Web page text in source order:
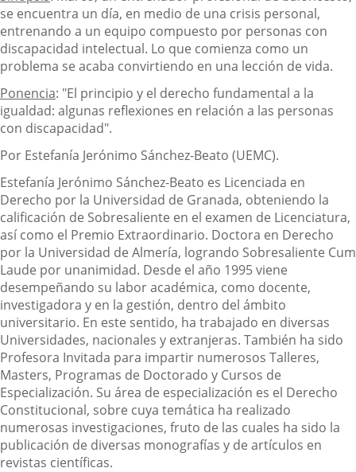
se encuentra un día, en medio de una crisis personal,
entrenando a un equipo compuesto por personas con
discapacidad intelectual. Lo que comienza como un
problema se acaba convirtiendo en una lección de vida.
Ponencia: "El principio y el derecho fundamental a la
igualdad: algunas reflexiones en relación a las personas
con discapacidad".
Por Estefanía Jerónimo Sánchez-Beato (UEMC).
Estefanía Jerónimo Sánchez-Beato es Licenciada en
Derecho por la Universidad de Granada, obteniendo la
calificación de Sobresaliente en el examen de Licenciatura,
así como el Premio Extraordinario. Doctora en Derecho
por la Universidad de Almería, logrando Sobresaliente Cum
Laude por unanimidad. Desde el año 1995 viene
desempeñando su labor académica, como docente,
investigadora y en la gestión, dentro del ámbito
universitario. En este sentido, ha trabajado en diversas
Universidades, nacionales y extranjeras. También ha sido
Profesora Invitada para impartir numerosos Talleres,
Masters, Programas de Doctorado y Cursos de
Especialización. Su área de especialización es el Derecho
Constitucional, sobre cuya temática ha realizado
numerosas investigaciones, fruto de las cuales ha sido la
publicación de diversas monografías y de artículos en
revistas científicas.